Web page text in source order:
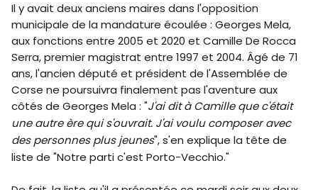
Il y avait deux anciens maires dans l'opposition
municipale de la mandature écoulée : Georges Mela,
aux fonctions entre 2005 et 2020 et Camille De Rocca
Serra, premier magistrat entre 1997 et 2004. Âgé de 71
ans, l'ancien député et président de l'Assemblée de
Corse ne poursuivra finalement pas l'aventure aux
côtés de Georges Mela : "J'ai dit à Camille que c'était
une autre ère qui s'ouvrait. J'ai voulu composer avec
des personnes plus jeunes", s'en explique la tête de
liste de "Notre parti c'est Porto-Vecchio."